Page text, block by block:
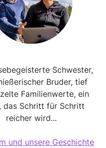
Schwester,
Bruder, tief
Familienwerte, ein
das Schritt für Schritt
reicher wird...
und unsere Geschichte